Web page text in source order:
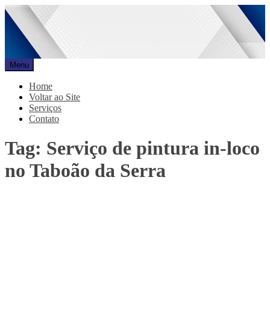
Pular
para
conteúdo
Promar
Blog
Menu
Home
Voltar ao Site
Serviços
Contato
Tag: Serviço de pintura in-loco
no Taboão da Serra